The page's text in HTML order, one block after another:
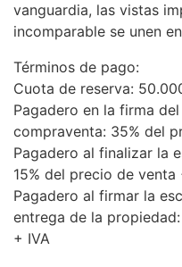
vanguardia, las vistas
incomparable se unen
Términos de pago:
Cuota de reserva:
Pagadero en la firma
compraventa: 35% del
Pagadero al finalizar la
15% del precio de venta
Pagadero al firmar la
entrega de la
+ IVA